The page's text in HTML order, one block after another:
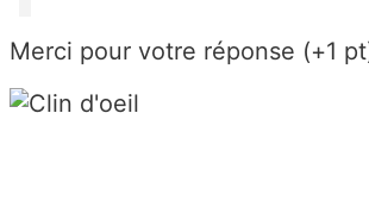
Merci pour votre réponse (+1